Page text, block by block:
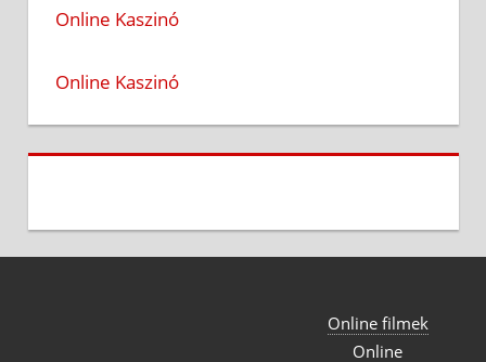
Online Kaszinó
Online Kaszinó
Online filmek
Online